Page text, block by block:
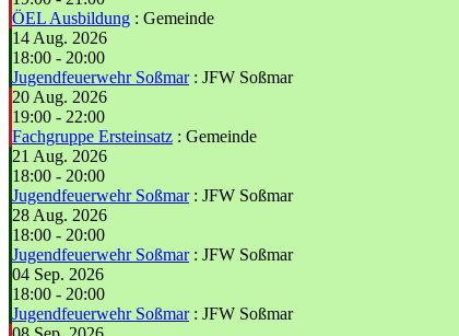
ÖEL Ausbildung : Gemeinde
14 Aug. 2026
18:00 - 20:00
Jugendfeuerwehr Soßmar: JFW Soßmar
20 Aug. 2026
19:00 - 22:00
Fachgruppe Ersteinsatz : Gemeinde
21 Aug. 2026
18:00 - 20:00
Jugendfeuerwehr Soßmar: JFW Soßmar
28 Aug. 2026
18:00 - 20:00
Jugendfeuerwehr Soßmar: JFW Soßmar
04 Sep. 2026
18:00 - 20:00
Jugendfeuerwehr Soßmar: JFW Soßmar